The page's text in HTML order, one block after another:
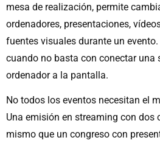
mesa de realización, permite
ordenadores, presentaciones,
fuentes visuales durante un
cuando no basta con conectar una
ordenador a la pantalla.
No todos los eventos necesitan el
Una emisión en streaming con dos
mismo que un congreso con